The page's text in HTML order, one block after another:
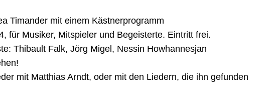
Timander mit einem Kästnerprogramm
für Musiker, Mitspieler und Begeisterte. Eintritt frei.
Thibault Falk, Jörg Migel, Nessin Howhannesjan
mit Matthias Arndt, oder mit den Liedern, die ihn gefunden